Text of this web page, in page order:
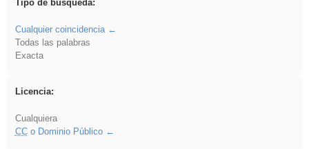
Tipo de búsqueda:
Cualquier coincidencia
Todas las palabras
Exacta
Licencia:
Cualquiera
CCo Dominio Público